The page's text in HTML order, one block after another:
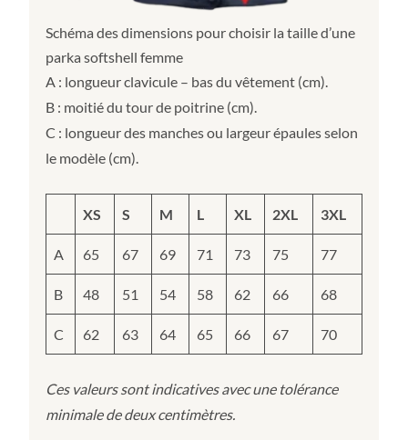
Schéma des dimensions pour choisir la taille d’une
parka softshell femme
A : longueur clavicule – bas du vêtement (cm).
B : moitié du tour de poitrine (cm).
C : longueur des manches ou largeur épaules selon
le modèle (cm).
XS S M L XL 2XL 3XL
A 65 67 69 71 73 75 77
B 48 51 54 58 62 66 68
C 62 63 64 65 66 67 70
Ces valeurs sont indicatives avec une tolérance
minimale de deux centimètres.